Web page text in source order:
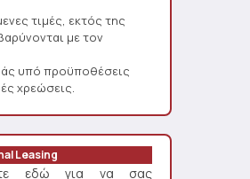
τιμές, εκτός της
με τον
υπό προϋποθέσεις
χρεώσεις.
Leasing
εδώ για να σας